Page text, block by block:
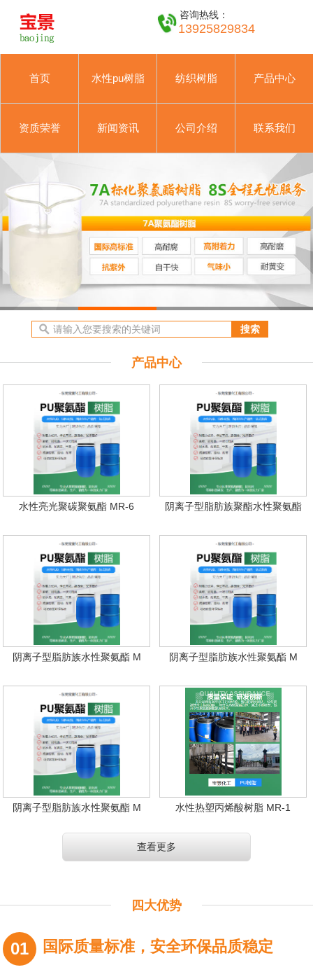
咨询热线：
13925829834
首页 水性pu树脂 纺织树脂 产品中心
资质荣誉 新闻资讯 公司介绍 联系我们
产品中心
水性亮光聚碳聚氨酯 MR-6 阴离子型脂肪族聚酯水性聚氨酯
阴离子型脂肪族水性聚氨酯 M 阴离子型脂肪族水性聚氨酯 M
阴离子型脂肪族水性聚氨酯 M 水性热塑丙烯酸树脂 MR-1
查看更多
四大优势
01 国际质量标准，安全环保品质稳定